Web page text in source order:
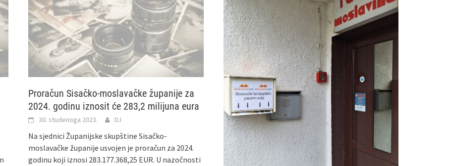
Proračun Sisačko-moslavačke županije za
2024. godinu iznosit će 283,2 milijuna eura
30. studenoga 2023. DJ
Na sjednici Županijske skupštine Sisačko-
moslavačke županije usvojen je proračun za 2024.
godinu koji iznosi 283.177.368,25 EUR. U nazočnosti